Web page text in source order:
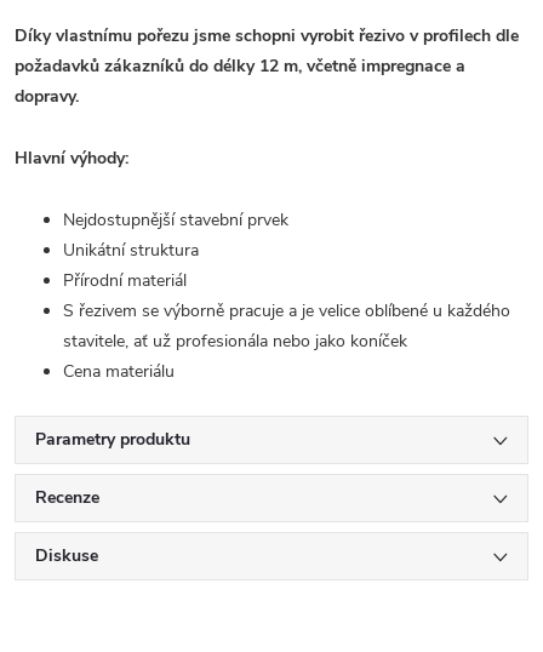
Díky vlastnímu pořezu jsme schopni vyrobit řezivo v profilech dle
požadavků zákazníků do délky 12 m, včetně impregnace a
dopravy.
Hlavní výhody:
Nejdostupnější stavební prvek
Unikátní struktura
Přírodní materiál
S řezivem se výborně pracuje a je velice oblíbené u každého
stavitele, ať už profesionála nebo jako koníček
Cena materiálu
Parametry produktu
Recenze
Diskuse